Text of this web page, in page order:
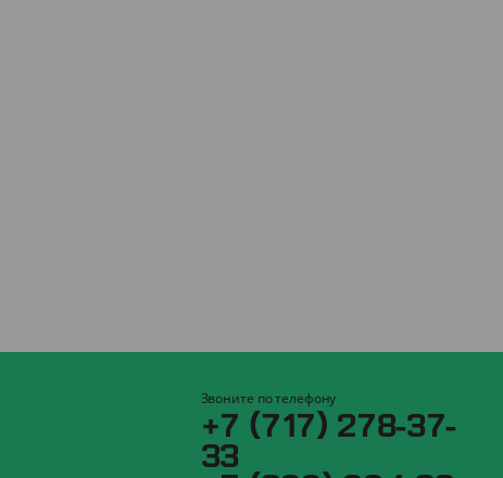
Звоните по телефону
+7 (717) 278-37-
33